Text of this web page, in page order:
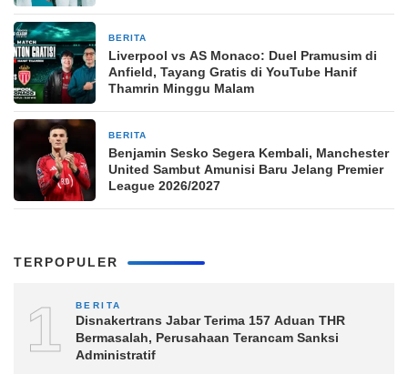
BERITA
Liverpool vs AS Monaco: Duel Pramusim di
Anfield, Tayang Gratis di YouTube Hanif
Thamrin Minggu Malam
BERITA
Benjamin Sesko Segera Kembali, Manchester
United Sambut Amunisi Baru Jelang Premier
League 2026/2027
TERPOPULER
1 BERITA
Disnakertrans Jabar Terima 157 Aduan THR
Bermasalah, Perusahaan Terancam Sanksi
Administratif